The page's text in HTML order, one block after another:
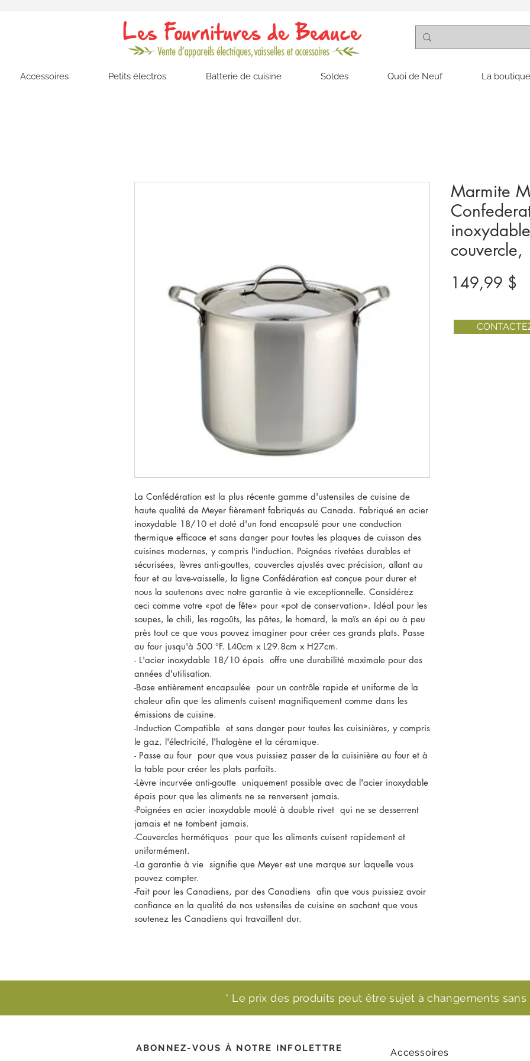
Accessoires Petits électros Batterie de cuisine Soldes Quoi de Neuf La
La Confédération est la plus récente gamme d'ustensiles de cuisine de
haute qualité de Meyer fièrement fabriqués au Canada. Fabriqué en acier
inoxydable 18/10 et doté d'un fond encapsulé pour une conduction
thermique efficace et sans danger pour toutes les plaques de cuisson des
cuisines modernes, y compris l'induction. Poignées rivetées durables et
sécurisées, lèvres anti-gouttes, couvercles ajustés avec précision, allant au
four et au lave-vaisselle, la ligne Confédération est conçue pour durer et
nous la soutenons avec notre garantie à vie exceptionnelle. Considérez
ceci comme votre «pot de fête» pour «pot de conservation». Idéal pour les
soupes, le chili, les ragoûts, les pâtes, le homard, le maïs en épi ou à peu
près tout ce que vous pouvez imaginer pour créer ces grands plats. Passe
au four jusqu'à 500 °F. L40cm x L29.8cm x H27cm.
- L'acier inoxydable 18/10 épais offre une durabilité maximale pour des
années d'utilisation.
-Base entièrement encapsulée pour un contrôle rapide et uniforme de la
chaleur afin que les aliments cuisent magnifiquement comme dans les
émissions de cuisine.
-Induction Compatible et sans danger pour toutes les cuisinières, y compris
le gaz, l'électricité, l'halogène et la céramique.
- Passe au four pour que vous puissiez passer de la cuisinière au four et à
la table pour créer les plats parfaits.
-Lèvre incurvée anti-goutte uniquement possible avec de l'acier inoxydable
épais pour que les aliments ne se renversent jamais.
-Poignées en acier inoxydable moulé à double rivet qui ne se desserrent
jamais et ne tombent jamais.
-Couvercles hermétiques pour que les aliments cuisent rapidement et
uniformément.
-La garantie à vie signifie que Meyer est une marque sur laquelle vous
pouvez compter.
-Fait pour les Canadiens, par des Canadiens afin que vous puissiez avoir
confiance en la qualité de nos ustensiles de cuisine en sachant que vous
soutenez les Canadiens qui travaillent dur.
Marmite
couvercle,
149,99 $
* Le prix des produits peut être sujet à changements sans
ABONNEZ-VOUS À NOTRE INFOLETTRE Accessoires